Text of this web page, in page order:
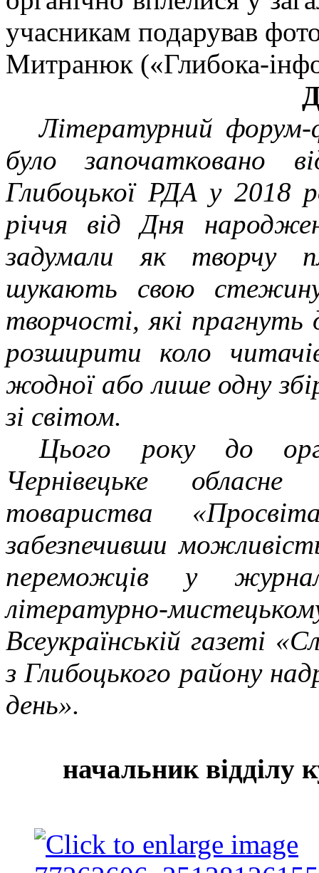
учасникам подарував
Митранюк («Глибока-
Літературний
було започатковано
Глибоцької РДА у 2018
річчя від Дня
задумали як творчу
шукають свою стежину
творчості, які прагнуть
розширити коло
жодної або лише одну
зі світом.
Цього року до
Чернівецьке обласне
товариства
забезпечивши
переможців у
літературно-
Всеукраїнській газеті
з Глибоцького району
день».
начальник відділу